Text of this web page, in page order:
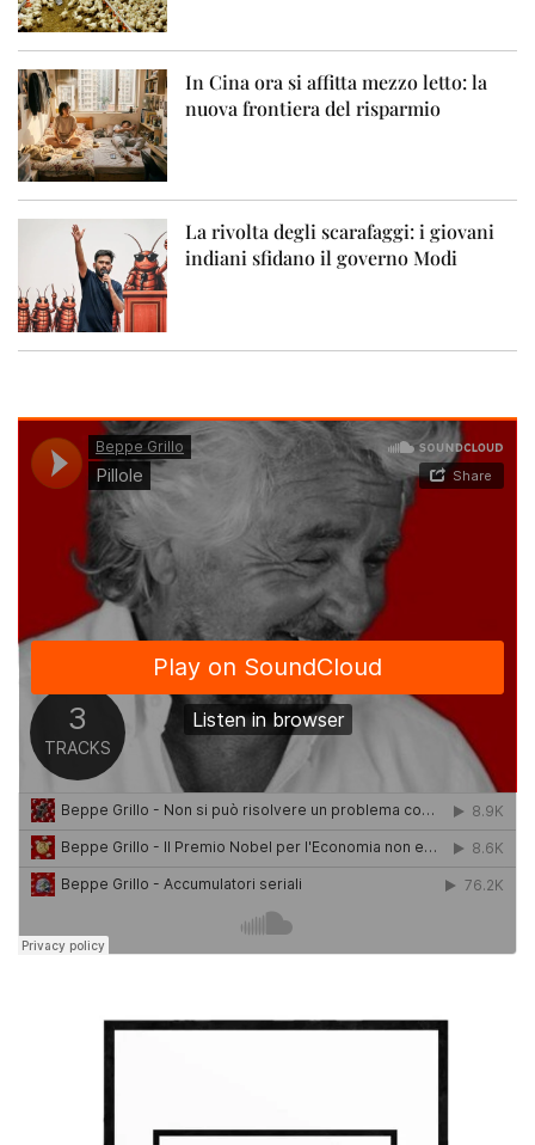
In Cina ora si affitta mezzo letto: la
nuova frontiera del risparmio
La rivolta degli scarafaggi: i giovani
indiani sfidano il governo Modi